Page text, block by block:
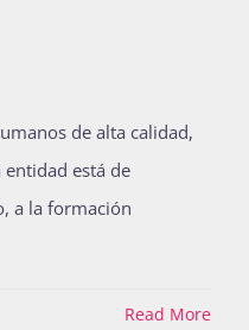
de alta calidad,
está de
a la formación
Read More